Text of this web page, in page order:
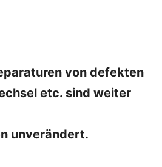
von defekten
etc. sind weiter
unverändert.